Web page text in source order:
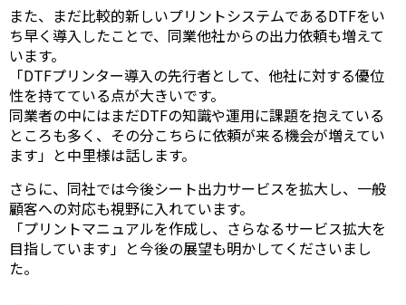
また、まだ比較的新しいプリントシステムであるDTFをい
ち早く導入したことで、同業他社からの出力依頼も増えて
います。
「DTFプリンター導入の先行者として、他社に対する優位
性を持てている点が大きいです。
同業者の中にはまだDTFの知識や運用に課題を抱えている
ところも多く、その分こちらに依頼が来る機会が増えてい
ます」と中里様は話します。
さらに、同社では今後シート出力サービスを拡大し、一般
顧客への対応も視野に入れています。
「プリントマニュアルを作成し、さらなるサービス拡大を
目指しています」と今後の展望も明かしてくださいまし
た。